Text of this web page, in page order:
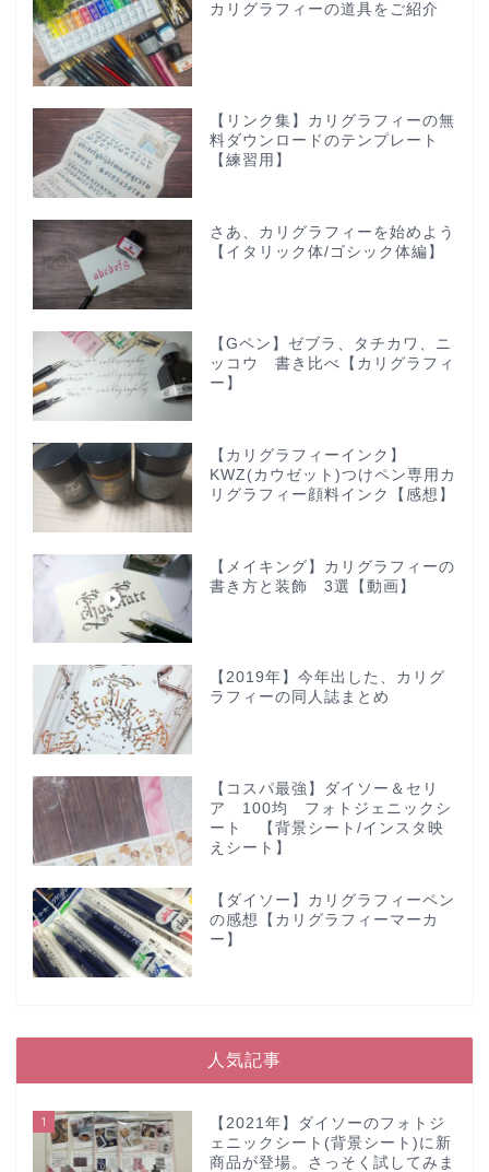
カリグラフィーの道具をご紹介
【リンク集】カリグラフィーの無
料ダウンロードのテンプレート
【練習用】
さあ、カリグラフィーを始めよう
【イタリック体/ゴシック体編】
【Gペン】ゼブラ、タチカワ、ニ
ッコウ 書き比べ【カリグラフィ
ー】
【カリグラフィーインク】
KWZ(カウゼット)つけペン専用カ
リグラフィー顔料インク【感想】
【メイキング】カリグラフィーの
書き方と装飾 3選【動画】
【2019年】今年出した、カリグ
ラフィーの同人誌まとめ
【コスパ最強】ダイソー＆セリ
ア 100均 フォトジェニックシ
ート 【背景シート/インスタ映
えシート】
【ダイソー】カリグラフィーペン
の感想【カリグラフィーマーカ
ー】
人気記事
1
【2021年】ダイソーのフォトジ
ェニックシート(背景シート)に新
商品が登場。さっそく試してみま